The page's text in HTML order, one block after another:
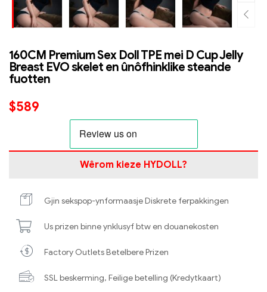
160CM Premium Sex Doll TPE mei D Cup Jelly
Breast EVO skelet en ûnôfhinklike steande
fuotten
$589
Wêrom kieze HYDOLL?
Gjin sekspop-ynformaasje Diskrete ferpakkingen
Us prizen binne ynklusyf btw en douanekosten
Factory Outlets Betelbere Prizen
SSL beskerming, Feilige betelling (Kredytkaart)